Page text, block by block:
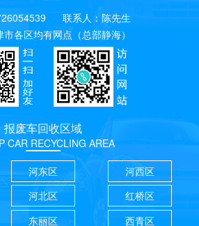
联系人：陈先生
各区均有网点（总部静海）
报废车回收区域
CAR RECYCLING AREA
河东区
河西区
河北区
红桥区
东丽区 西青区